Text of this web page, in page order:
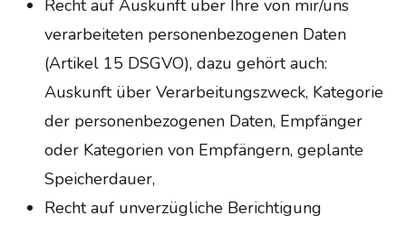
Recht auf Auskunft über Ihre von mir/uns
verarbeiteten personenbezogenen Daten
(Artikel 15 DSGVO), dazu gehört auch:
Auskunft über Verarbeitungszweck, Kategorie
der personenbezogenen Daten, Empfänger
oder Kategorien von Empfängern, geplante
Speicherdauer,
Recht auf unverzügliche Berichtigung